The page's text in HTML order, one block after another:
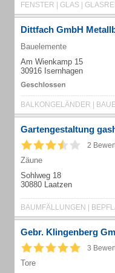
Dittfach GmbH
Bauelemente
Am Wienkamp 15
30916 Isernhagen
Gartengestaltung
2
Zäune
Sohlweg 18
30880 Laatzen
Gebr. Klingenberg
3
Tore